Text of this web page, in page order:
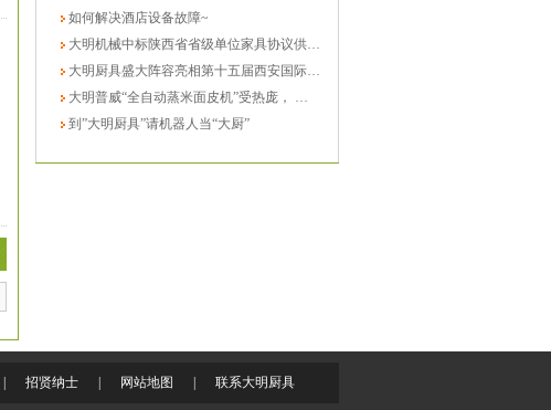
如何解决酒店设备故障~
大明机械中标陕西省省级单位家具协议供货项目
大明厨具盛大阵容亮相第十五届西安国际酒店设备用品展览会
大明普威“全自动蒸米面皮机”受热庞， 团餐、小吃加工批发商的好选择
到”大明厨具”请机器人当“大厨”
招贤纳士 网站地图 联系大明厨具